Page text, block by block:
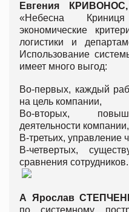
Евгения КРИВОНОС,
«Небесна
экономические
логистики и
Использование
имеет много выгод:
Во-первых, каждый
на цель компании,
Во-вторых,
деятельности компании,
В-третьих, управление
В-четвертых,
сравнения сотрудников.
А Ярослав